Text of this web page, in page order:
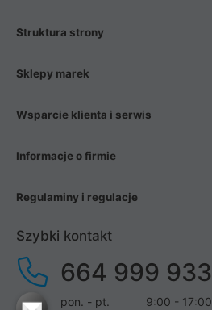
Struktura strony
Sklepy marek
Wsparcie klienta i serwis
Informacje o firmie
Regulaminy i regulacje
Szybki kontakt
664 999 933
pon. - pt.
9:00 - 17:00